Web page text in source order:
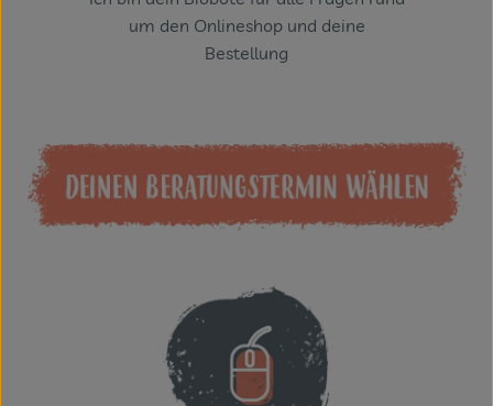
um den Onlineshop und deine
Bestellung